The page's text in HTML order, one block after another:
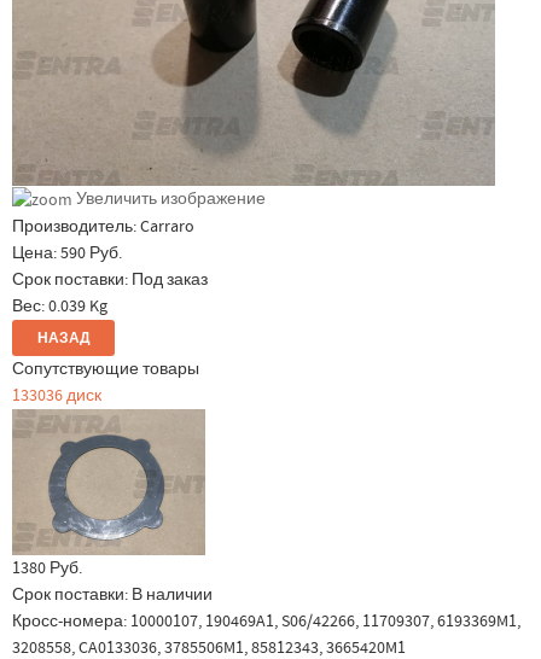
Увеличить изображение
Производитель:Carraro
Цена:590 Руб.
Срок поставки: Под заказ
Вес:0.039 Kg
Сопутствующие товары
133036 диск
1380 Руб.
Срок поставки: В наличии
Кросс-номера: 10000107, 190469A1, S06/42266, 11709307, 6193369M1,
3208558, CA0133036, 3785506M1, 85812343, 3665420M1